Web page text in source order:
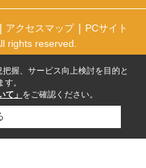
アクセスマップ
PCサイト
rights reserved.
握、サービス向上検討を目的と
。
て」 をご確認ください。